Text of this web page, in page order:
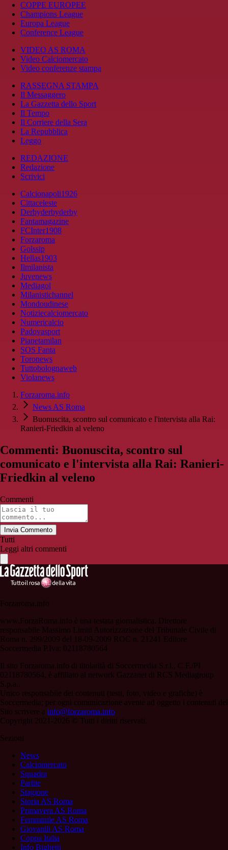
COPPE EUROPEE
Champions League
Europa League
Conference League
VIDEO AS ROMA
Video Calciomercato
Video conferenze stampa
RASSEGNA STAMPA
Il Messaggero
La Gazzetta dello Sport
Il Tempo
Il Corriere della Sera
La Repubblica
Leggo
REDAZIONE
Redazione
Scrivici
Calcionapoli1926
Cittaceleste
Derbyderbyderby
Fantamagazine
FCInter1908
Forzaroma
Golssip
Hellas1903
Ilmilanista
Juvenews
Mediagol
Milanistichannel
Mondoudinese
Notiziecalciomercato
Numericalcio
Padovasport
Pianetamilan
SOS Fanta
Toronews
Tuttobolognaweb
Violanews
Forzaroma.info
News AS Roma
Buonuscita, scontro sul comunicato e l'intervista alla Rai:
Ranieri-Friedkin al veleno
Commenti: Buonuscita, scontro sul
comunicato e l'intervista alla Rai: Ranieri-
Friedkin al veleno
Commenti
Invia Commento
Tutti
Leggi altri commenti
Forzaroma.info
www.ForzaRoma.info è una testata giornalistica. Direttore
responsabile Massimo Limiti Autorizzazione del Tribunale Civile di
Roma n. 299/2009 del 18-09-2009 ROC n. 21241 Editore
Soccermedia P.Iva: 02118780564
Il sito Forzaroma.info di titolarità di Soccermedia S.r.l., C.F./PI
02118780564, è affiliato al network Gazzanet di RCS Mediagroup
S.p.a..
Unico responsabile dei contenuti (testi, foto, video e grafiche) è
Soccermedia; per ogni comunicazione avente ad oggetto i contenuti del
Sito scrivere a info@forzaroma.info
Copyright 2021-2026 © Tutti i diritti riservati.
Sezioni
News
Calciomercato
Squadra
Partite
Stagione
Storia AS Roma
Primavera AS Roma
Femminile AS Roma
Giovanili AS Roma
Coppa Italia
Info Biglietti